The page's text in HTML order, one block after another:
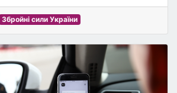
Збройні сили України